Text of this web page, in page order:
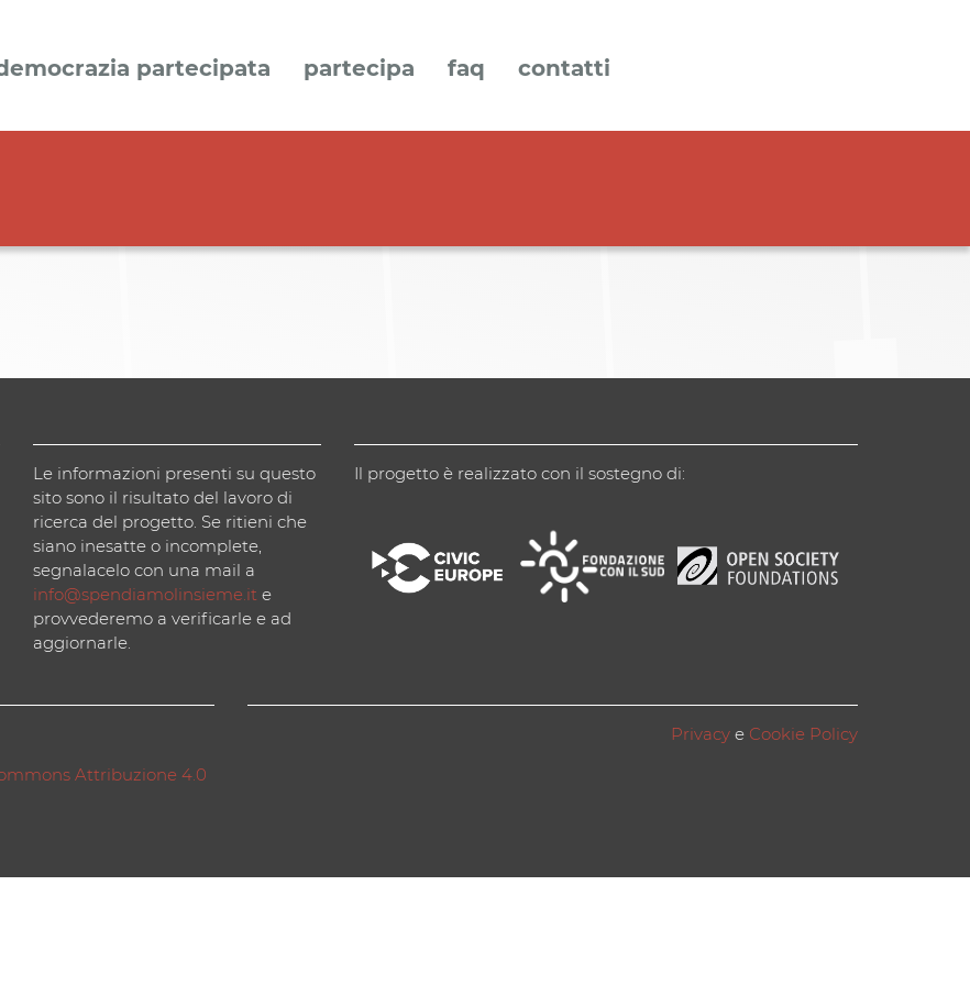
partecipata partecipa faq contatti
Le informazioni presenti su questo
sito sono il risultato del lavoro di
ricerca del progetto. Se ritieni che
siano inesatte o incomplete,
segnalacelo con una mail a
info@spendiamolinsieme.ite
provvederemo a verificarle e ad
aggiornarle.
Il progetto è realizzato con il sostegno di:
Attribuzione 4.0
Privacy e Cookie Policy